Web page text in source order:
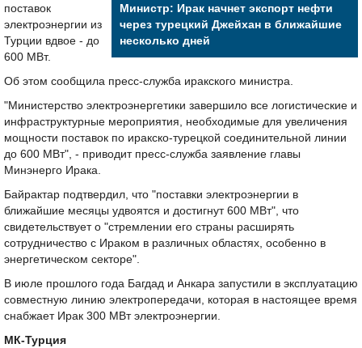
Министр: Ирак начнет экспорт нефти
через турецкий Джейхан в ближайшие
несколько дней
поставок
электроэнергии из
Турции вдвое - до
600 МВт.
Об этом сообщила пресс-служба иракского министра.
"Министерство электроэнергетики завершило все логистические и
инфраструктурные мероприятия, необходимые для увеличения
мощности поставок по иракско-турецкой соединительной линии
до 600 МВт", - приводит пресс-служба заявление главы
Минэнерго Ирака.
Байрактар подтвердил, что "поставки электроэнергии в
ближайшие месяцы удвоятся и достигнут 600 МВт", что
свидетельствует о "стремлении его страны расширять
сотрудничество с Ираком в различных областях, особенно в
энергетическом секторе".
В июле прошлого года Багдад и Анкара запустили в эксплуатацию
совместную линию электропередачи, которая в настоящее время
снабжает Ирак 300 МВт электроэнергии.
МК-Турция